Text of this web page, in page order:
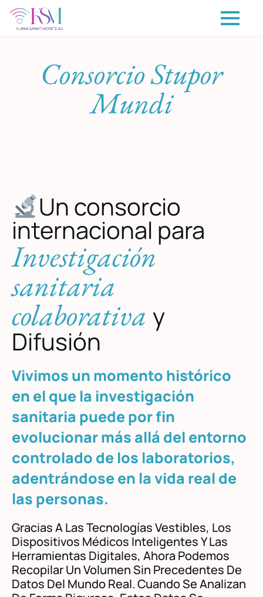
Consorcio Stupor
Mundi
Un consorcio
internacional para
Investigación
sanitaria
colaborativa y
Difusión
Vivimos un momento histórico
en el que la investigación
sanitaria puede por fin
evolucionar más allá del entorno
controlado de los laboratorios,
adentrándose en la vida real de
las personas.
Gracias A Las Tecnologías Vestibles, Los
Dispositivos Médicos Inteligentes Y Las
Herramientas Digitales, Ahora Podemos
Recopilar Un Volumen Sin Precedentes De
Datos Del Mundo Real. Cuando Se Analizan